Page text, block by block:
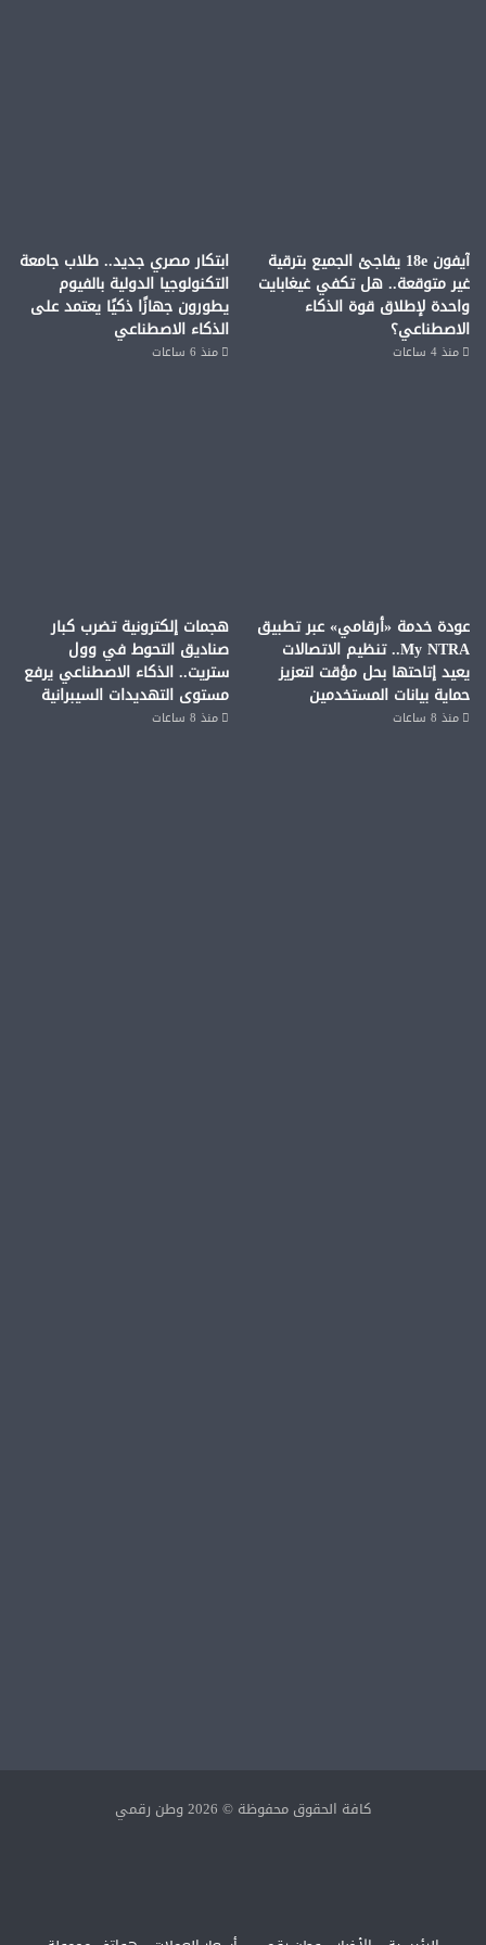
آيفون 18e يفاجئ الجميع بترقية
غير متوقعة.. هل تكفي غيغابايت
واحدة لإطلاق قوة الذكاء
الاصطناعي؟
منذ 4 ساعات
ابتكار مصري جديد.. طلاب جامعة
التكنولوجيا الدولية بالفيوم
يطورون جهازًا ذكيًا يعتمد على
الذكاء الاصطناعي
منذ 6 ساعات
عودة خدمة «أرقامي» عبر تطبيق
My NTRA.. تنظيم الاتصالات
يعيد إتاحتها بحل مؤقت لتعزيز
حماية بيانات المستخدمين
منذ 8 ساعات
هجمات إلكترونية تضرب كبار
صناديق التحوط في وول
ستريت.. الذكاء الاصطناعي يرفع
مستوى التهديدات السيبرانية
منذ 8 ساعات
كافة الحقوق محفوظة © 2026 وطن رقمي